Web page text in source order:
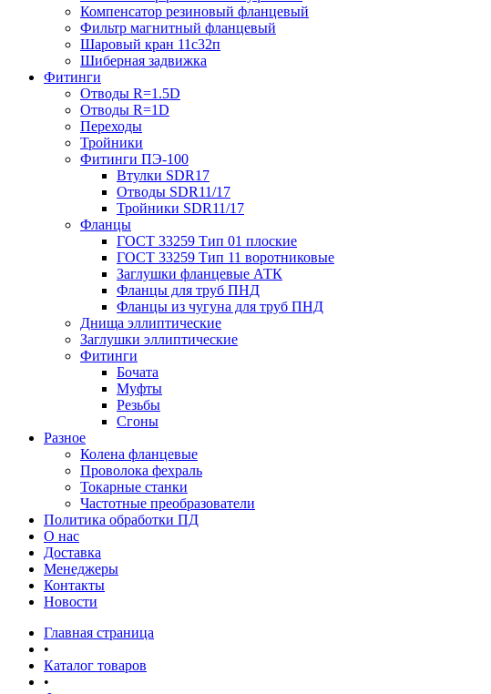
Компенсатор резиновый фланцевый
Фильтр магнитный фланцевый
Шаровый кран 11с32п
Шиберная задвижка
Фитинги
Отводы R=1.5D
Отводы R=1D
Переходы
Тройники
Фитинги ПЭ-100
Втулки SDR17
Отводы SDR11/17
Тройники SDR11/17
Фланцы
ГОСТ 33259 Тип 01 плоские
ГОСТ 33259 Тип 11 воротниковые
Заглушки фланцевые АТК
Фланцы для труб ПНД
Фланцы из чугуна для труб ПНД
Днища эллиптические
Заглушки эллиптические
Фитинги
Бочата
Муфты
Резьбы
Сгоны
Разное
Колена фланцевые
Проволока фехраль
Токарные станки
Частотные преобразователи
Политика обработки ПД
О нас
Доставка
Менеджеры
Контакты
Новости
Главная страница
•
Каталог товаров
•